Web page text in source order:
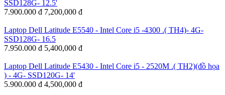
SSD128G- 12.5'
7.900.000 đ 7,200,000 đ
Laptop Dell Latitude E5540 - Intel Core i5 -4300 .( TH4)- 4G-
SSD128G- 16.5
7.950.000 đ 5,400,000 đ
Laptop Dell Latitude E5430 - Intel Core i5 - 2520M .( TH2)(đồ họa
) - 4G- SSD120G- 14'
5.900.000 đ 4,500,000 đ